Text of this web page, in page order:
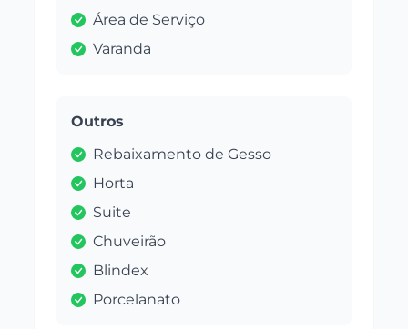
Área de Serviço
Varanda
Outros
Rebaixamento de Gesso
Horta
Suite
Chuveirão
Blindex
Porcelanato